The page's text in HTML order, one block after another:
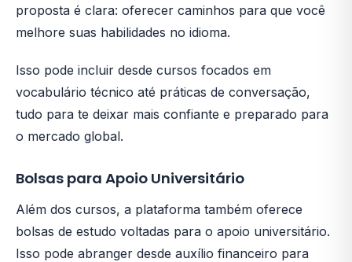
proposta é clara: oferecer caminhos para que você
melhore suas habilidades no idioma.
Isso pode incluir desde cursos focados em
vocabulário técnico até práticas de conversação,
tudo para te deixar mais confiante e preparado para
o mercado global.
Bolsas para Apoio Universitário
Além dos cursos, a plataforma também oferece
bolsas de estudo voltadas para o apoio universitário.
Isso pode abranger desde auxílio financeiro para